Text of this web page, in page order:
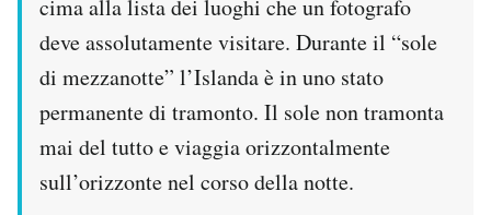
Economia
Sport
Altrecose
Mondiali calcio 2026
PODCAST
cima alla lista dei luoghi che un fotografo
deve assolutamente visitare. Durante il “sole
di mezzanotte” l’Islanda è in uno stato
permanente di tramonto. Il sole non tramonta
mai del tutto e viaggia orizzontalmente
sull’orizzonte nel corso della notte.